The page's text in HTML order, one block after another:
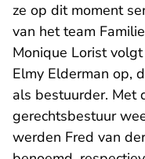
ze op dit moment
van het team
Monique Lorist
Elmy Elderman op,
als bestuurder. Met
gerechtsbestuur
werden Fred van